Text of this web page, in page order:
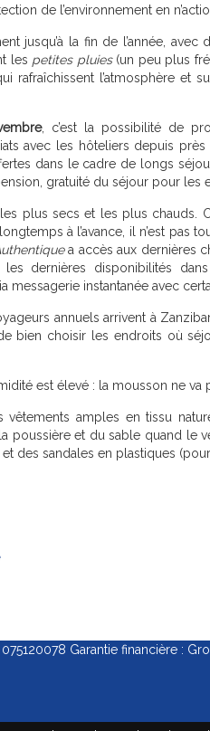
de l’environnement en
jusqu’à la fin de l’année,
les petites pluies(un peu plus
rafraîchissent l’atmosphère et
, c’est la possibilité de
avec les hôteliers depuis
dans le cadre de longs
gratuité du séjour pour les
plus secs et les plus chauds.
à l’avance, il n’est pas
a accès aux dernières
dernières disponibilités dans
messagerie instantanée avec
annuels arrivent à
bien choisir les endroits où
est élevé : la mousson ne va
vêtements amples en tissu
poussière et du sable quand le
des sandales en plastiques
Garantie financière :